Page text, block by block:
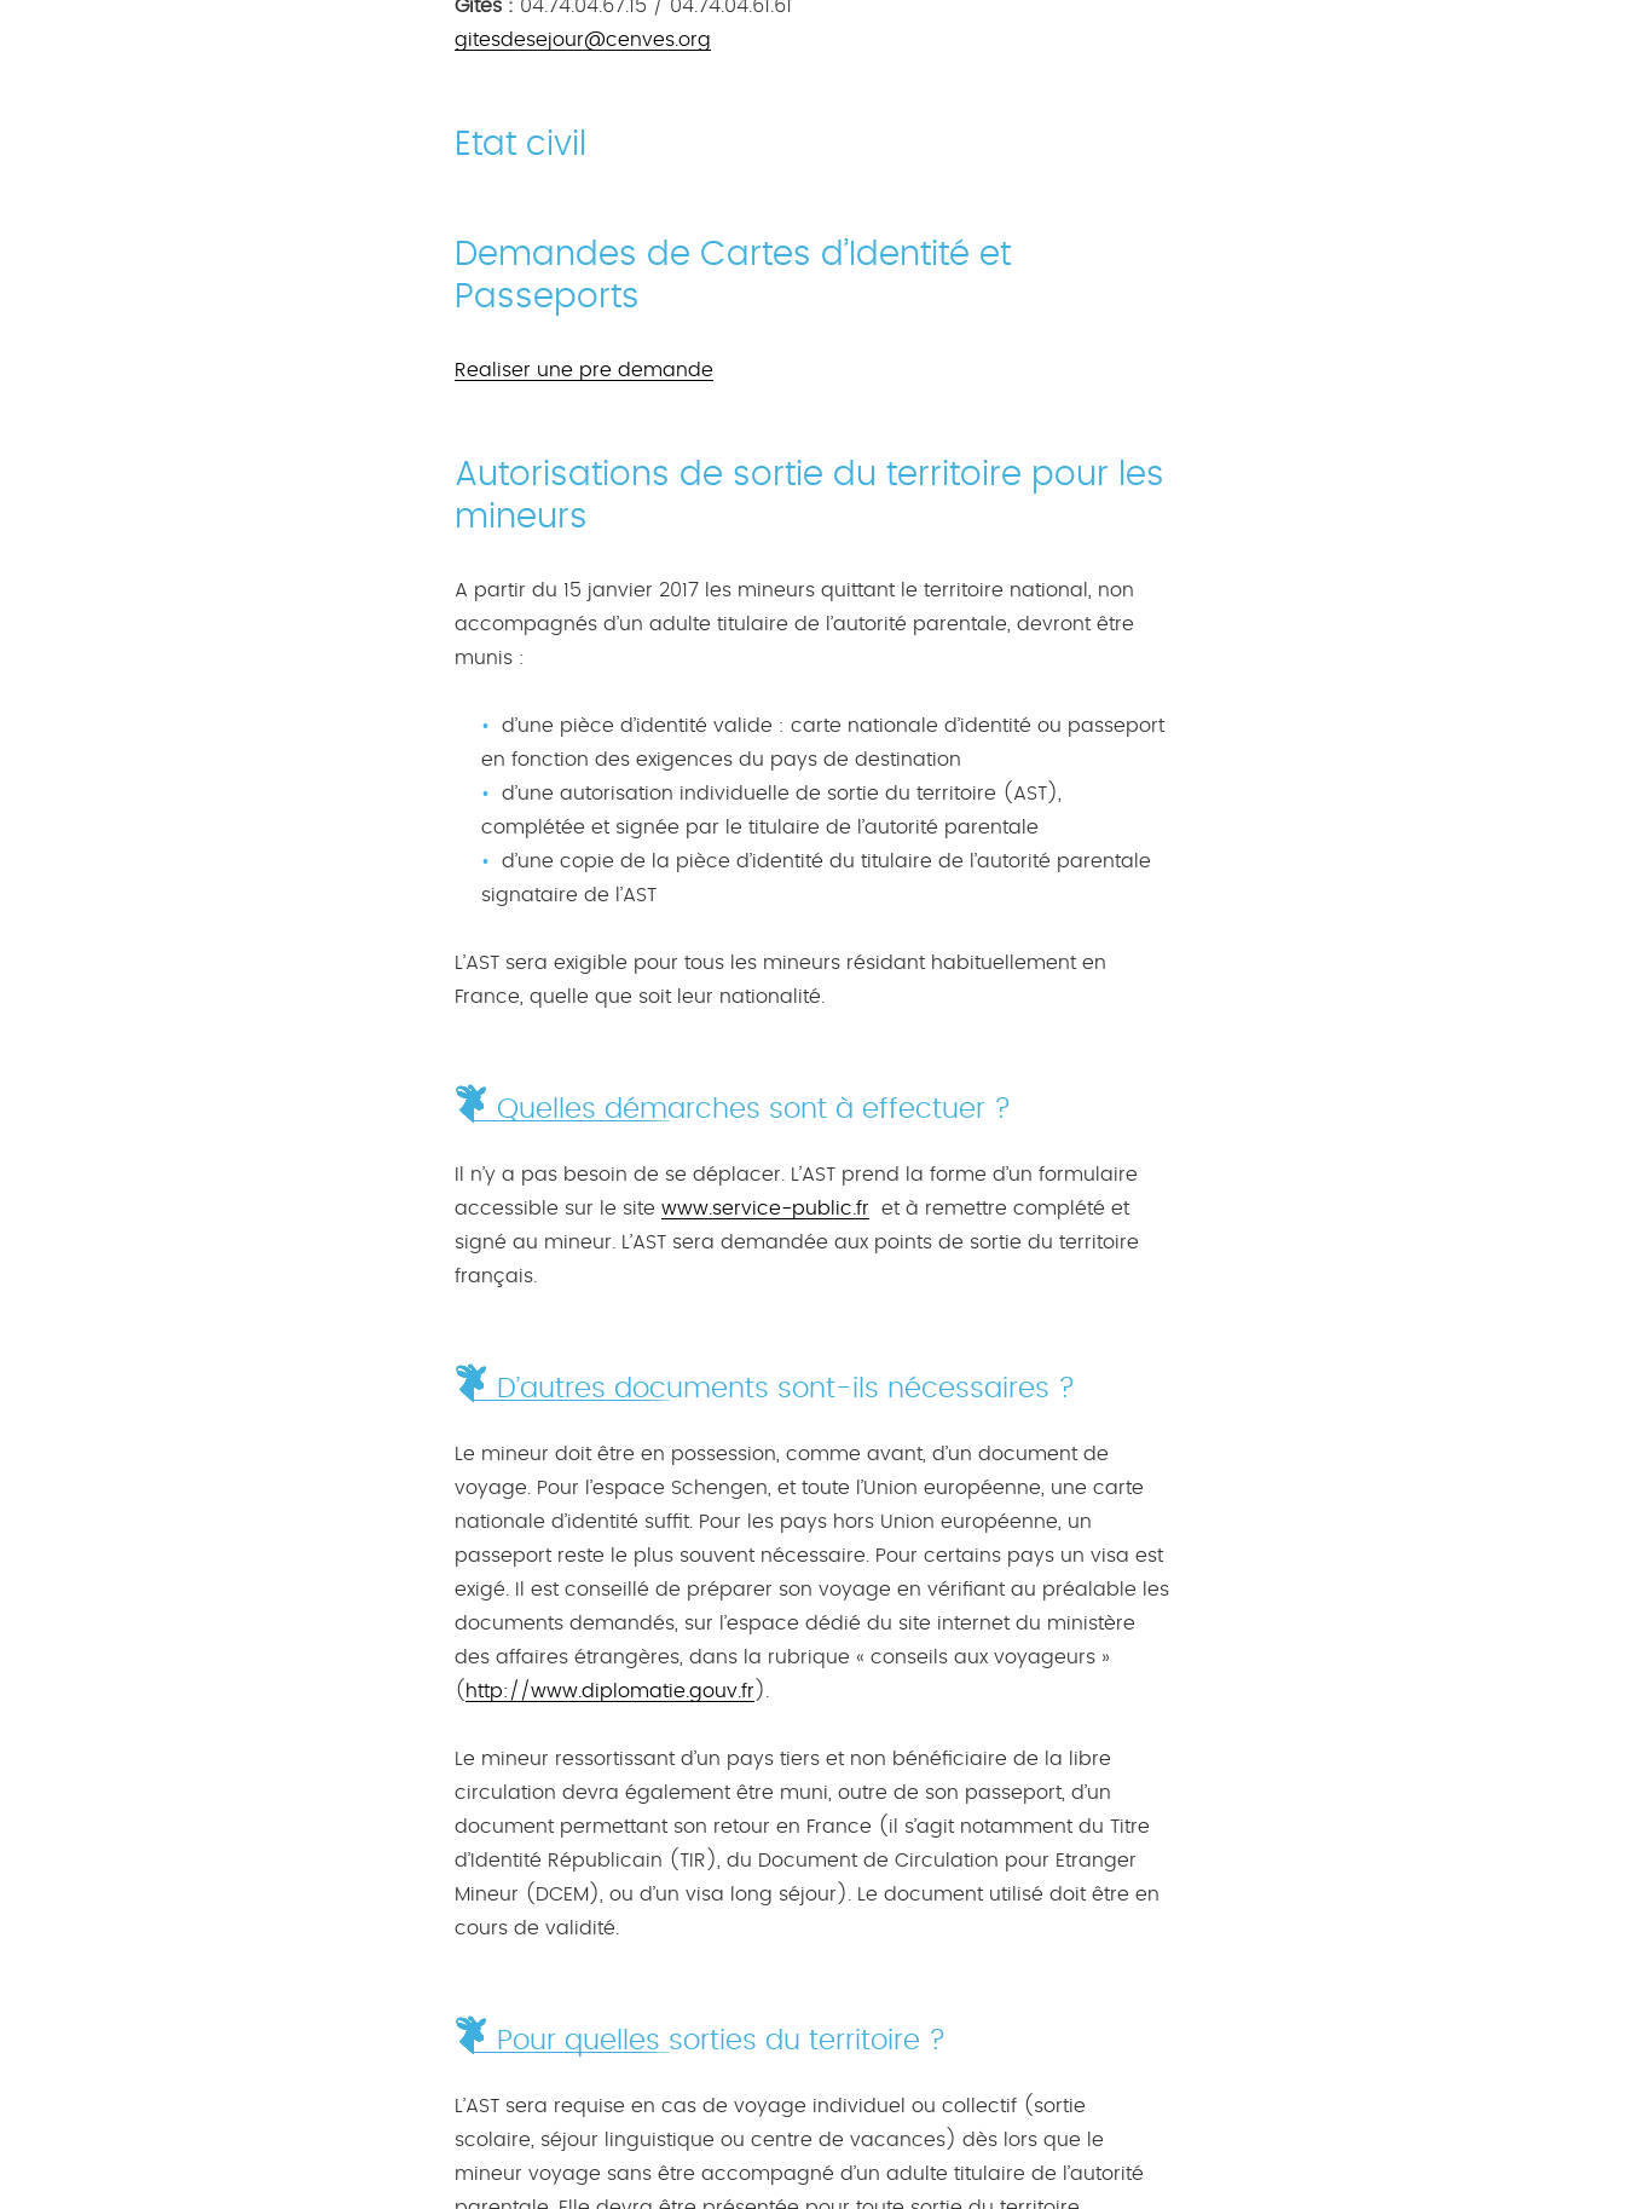
Gîtes : 04.74.04.67.15 / 04.74.04.61.61
gitesdesejour@cenves.org
Etat civil
Demandes de Cartes d’Identité et
Passeports
Realiser une pre demande
Autorisations de sortie du territoire pour les
mineurs
A partir du 15 janvier 2017 les mineurs quittant le territoire national, non
accompagnés d’un adulte titulaire de l’autorité parentale, devront être
munis :
d’une pièce d’identité valide : carte nationale d’identité ou passeport
en fonction des exigences du pays de destination
d’une autorisation individuelle de sortie du territoire (AST),
complétée et signée par le titulaire de l’autorité parentale
d’une copie de la pièce d’identité du titulaire de l’autorité parentale
signataire de l’AST
L’AST sera exigible pour tous les mineurs résidant habituellement en
France, quelle que soit leur nationalité.
Quelles démarches sont à effectuer ?
Il n’y a pas besoin de se déplacer. L’AST prend la forme d’un formulaire
accessible sur le sitewww.service-public.fr et à remettre complété et
signé au mineur. L’AST sera demandée aux points de sortie du territoire
français.
D’autres documents sont-ils nécessaires ?
Le mineur doit être en possession, comme avant, d’un document de
voyage. Pour l’espace Schengen, et toute l’Union européenne, une carte
nationale d’identité suffit. Pour les pays hors Union européenne, un
passeport reste le plus souvent nécessaire. Pour certains pays un visa est
exigé. Il est conseillé de préparer son voyage en vérifiant au préalable les
documents demandés, sur l’espace dédié du site internet du ministère
des affaires étrangères, dans la rubrique « conseils aux voyageurs »
( http://www.diplomatie.gouv.fr ).
Le mineur ressortissant d’un pays tiers et non bénéficiaire de la libre
circulation devra également être muni, outre de son passeport, d’un
document permettant son retour en France (il s’agit notamment du Titre
d’Identité Républicain (TIR), du Document de Circulation pour Etranger
Mineur (DCEM), ou d’un visa long séjour). Le document utilisé doit être en
cours de validité.
Pour quelles sorties du territoire ?
L’AST sera requise en cas de voyage individuel ou collectif (sortie
scolaire, séjour linguistique ou centre de vacances) dès lors que le
mineur voyage sans être accompagné d’un adulte titulaire de l’autorité